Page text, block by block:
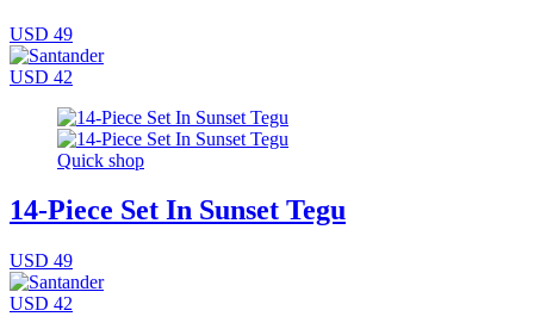
USD 49
USD 42
Quick shop
14-Piece Set In Sunset Tegu
USD 49
USD 42